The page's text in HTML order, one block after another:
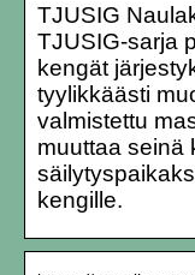
TJUSIG
TJUSIG-sarja
kengät
tyylikkäästi
valmistettu
muuttaa seinä
kengille.